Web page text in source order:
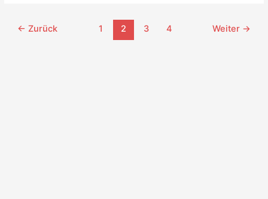
← Zurück 1 2 3 4 Weiter →